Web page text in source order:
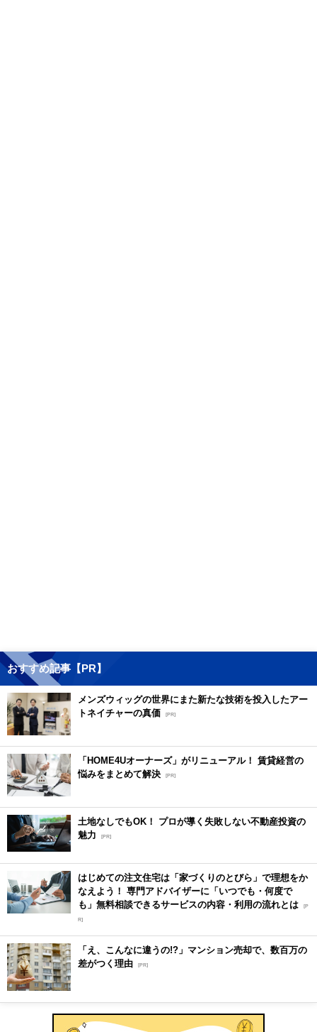
おすすめ記事【PR】
メンズウィッグの世界にまた新たな技術を投入したアー
トネイチャーの真価 [PR]
「HOME4Uオーナーズ」がリニューアル！ 賃貸経営の
悩みをまとめて解決 [PR]
土地なしでもOK！ プロが導く失敗しない不動産投資の
魅力
[PR]
はじめての注文住宅は「家づくりのとびら」で理想をか
なえよう！ 専門アドバイザーに「いつでも・何度で
も」無料相談できるサービスの内容・利用の流れとは [P
R]
「え、こんなに違うの!?」マンション売却で、数百万の
差がつく理由 [PR]